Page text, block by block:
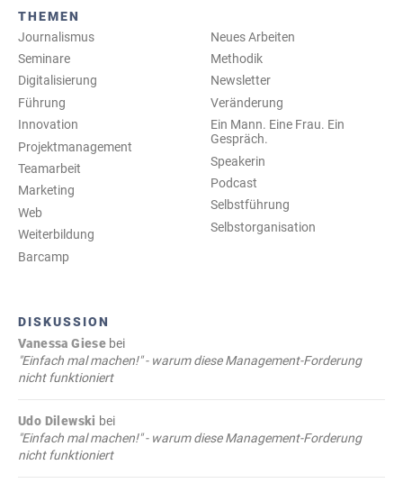
THEMEN
Journalismus
Seminare
Digitalisierung
Führung
Innovation
Projektmanagement
Teamarbeit
Marketing
Web
Weiterbildung
Barcamp
Neues Arbeiten
Methodik
Newsletter
Veränderung
Ein Mann. Eine Frau. Ein
Gespräch.
Speakerin
Podcast
Selbstführung
Selbstorganisation
DISKUSSION
Vanessa Giese bei
"Einfach mal machen!" - warum diese Management-Forderung
nicht funktioniert
Udo Dilewski bei
"Einfach mal machen!" - warum diese Management-Forderung
nicht funktioniert